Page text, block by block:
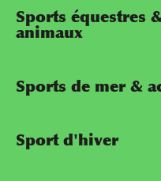
Sports équestres
animaux
Sports de mer &
Sport d'hiver
séjour ?